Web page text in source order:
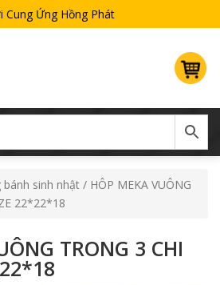
Ứng Hồng Phát
bánh sinh nhật / HÔP MEKA VUÔNG
22*22*18
TRONG 3 CHI